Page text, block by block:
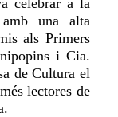
una alta
als Primers
i Cia.
de Cultura el
lectores de